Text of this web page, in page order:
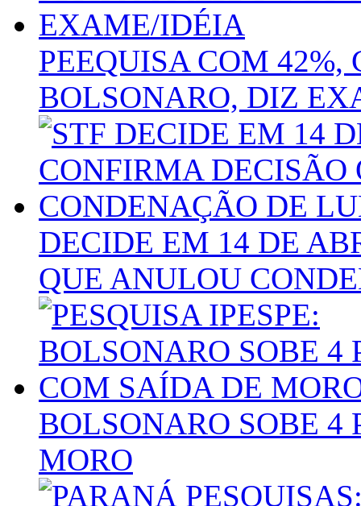
PEEQUISA COM 42%,
BOLSONARO, DIZ
DECIDE EM 14 DE
QUE ANULOU
BOLSONARO SOBE 4
MORO